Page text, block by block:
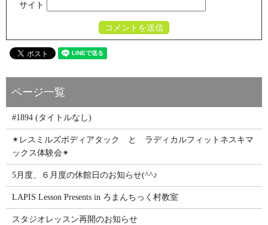
サイト
#1894 (タイトルなし)
✴レスミルズボディアタック と ラディカルフィットネスキマ
ックス体験会✴
5月度、６月度の休館日のお知らせ(^^♪
LAPIS Lesson Presents in ろまんちっく村教室
スタジオレッスン再開のお知らせ